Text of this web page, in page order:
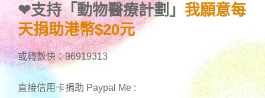
❤支持「動物醫療計劃」 我願意每
天捐助港幣$20元
或轉數快：96919313
直接信用卡捐助 Paypal Me :